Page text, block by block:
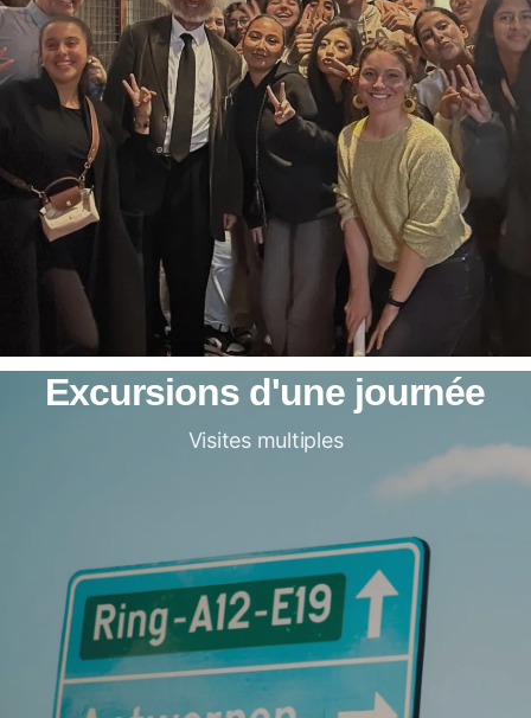
Excursions d'une journée
Visites multiples